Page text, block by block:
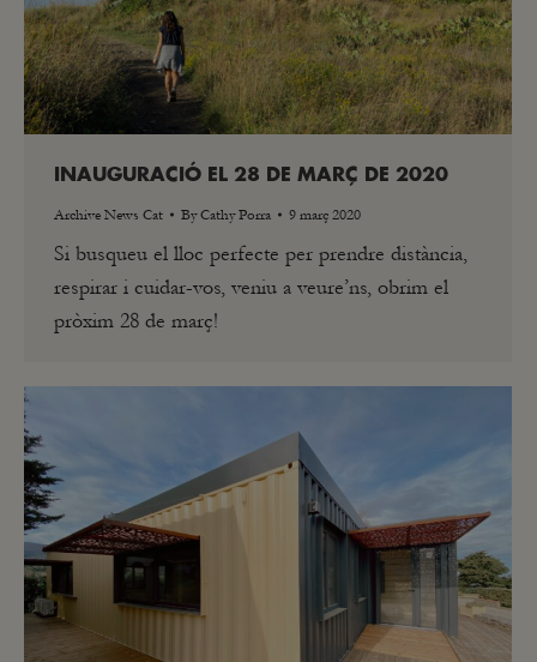
INAUGURACIÓ EL 28 DE MARÇ DE 2020
Archive News Cat ByCathy Porra 9 març 2020
Si busqueu el lloc perfecte per prendre distància,
respirar i cuidar-vos, veniu a veure’ns, obrim el
pròxim 28 de març!